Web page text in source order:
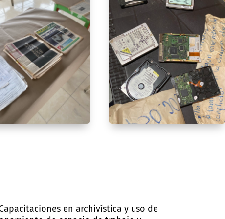
Capacitaciones en archivística y uso de